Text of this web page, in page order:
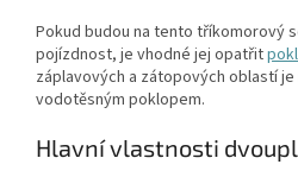
Pokud budou na tento tříkomorový
pojízdnost, je vhodné jej opatřit
záplavových a zátopových oblastí
vodotěsným poklopem.
Hlavní vlastnosti